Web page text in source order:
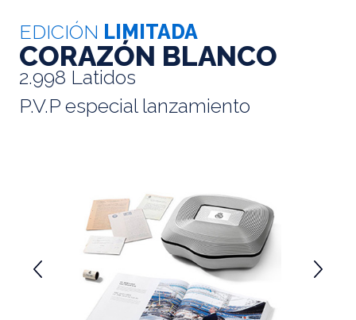
EDICIÓN LIMITADA
CORAZÓN BLANCO
2.998 Latidos
P.V.P especial lanzamiento